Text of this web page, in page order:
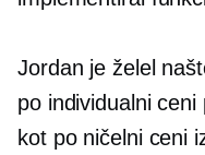
Jordan je želel
po individualni ceni
kot po ničelni ceni